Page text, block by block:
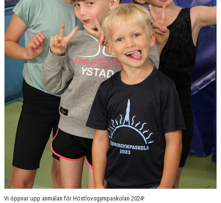
Vi öppnar upp anmälan för Höstlovsgympaskolan 2024!